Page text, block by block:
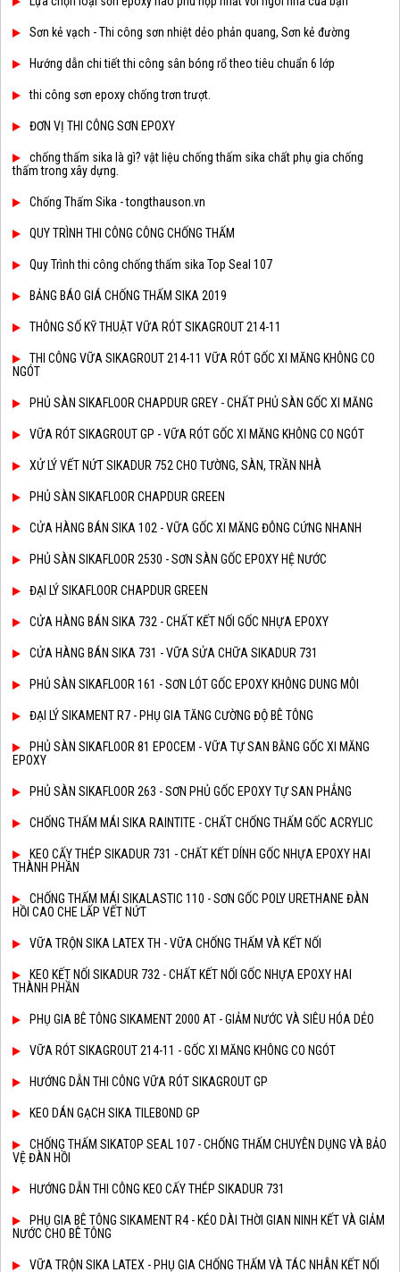
Sơn kẻ vạch - Thi công sơn nhiệt dẻo phản quang, Sơn kẻ đường
Hướng dẫn chi tiết thi công sân bóng rổ theo tiêu chuẩn 6 lớp
thi công sơn epoxy chống trơn trượt.
ĐƠN VỊ THI CÔNG SƠN EPOXY
chống thấm sika là gì? vật liệu chống thấm sika chất phụ gia chống
thấm trong xây dựng.
Chống Thấm Sika - tongthauson.vn
QUY TRÌNH THI CÔNG CÔNG CHỐNG THẤM
Quy Trình thi công chống thấm sika Top Seal 107
BẢNG BÁO GIÁ CHỐNG THẤM SIKA 2019
THÔNG SỐ KỸ THUẬT VỮA RÓT SIKAGROUT 214-11
THI CÔNG VỮA SIKAGROUT 214-11 VỮA RÓT GỐC XI MĂNG KHÔNG CO
NGÓT
PHỦ SÀN SIKAFLOOR CHAPDUR GREY - CHẤT PHỦ SÀN GỐC XI MĂNG
VỮA RÓT SIKAGROUT GP - VỮA RÓT GỐC XI MĂNG KHÔNG CO NGÓT
XỬ LÝ VẾT NỨT SIKADUR 752 CHO TƯỜNG, SÀN, TRẦN NHÀ
PHỦ SÀN SIKAFLOOR CHAPDUR GREEN
CỬA HÀNG BÁN SIKA 102 - VỮA GỐC XI MĂNG ĐÔNG CỨNG NHANH
PHỦ SÀN SIKAFLOOR 2530 - SƠN SÀN GỐC EPOXY HỆ NƯỚC
ĐẠI LÝ SIKAFLOOR CHAPDUR GREEN
CỬA HÀNG BÁN SIKA 732 - CHẤT KẾT NỐI GỐC NHỰA EPOXY
CỬA HÀNG BÁN SIKA 731 - VỮA SỬA CHỮA SIKADUR 731
PHỦ SÀN SIKAFLOOR 161 - SƠN LÓT GỐC EPOXY KHÔNG DUNG MÔI
ĐẠI LÝ SIKAMENT R7 - PHỤ GIA TĂNG CƯỜNG ĐỘ BÊ TÔNG
PHỦ SÀN SIKAFLOOR 81 EPOCEM - VỮA TỰ SAN BẰNG GỐC XI MĂNG
EPOXY
PHỦ SÀN SIKAFLOOR 263 - SƠN PHỦ GỐC EPOXY TỰ SAN PHẲNG
CHỐNG THẤM MÁI SIKA RAINTITE - CHẤT CHỐNG THẤM GỐC ACRYLIC
KEO CẤY THÉP SIKADUR 731 - CHẤT KẾT DÍNH GỐC NHỰA EPOXY HAI
THÀNH PHẦN
CHỐNG THẤM MÁI SIKALASTIC 110 - SƠN GỐC POLY URETHANE ĐÀN
HỒI CAO CHE LẤP VẾT NỨT
VỮA TRỘN SIKA LATEX TH - VỮA CHỐNG THẤM VÀ KẾT NỐI
KEO KẾT NỐI SIKADUR 732 - CHẤT KẾT NỐI GỐC NHỰA EPOXY HAI
THÀNH PHẦN
PHỤ GIA BÊ TÔNG SIKAMENT 2000 AT - GIẢM NƯỚC VÀ SIÊU HÓA DẺO
VỮA RÓT SIKAGROUT 214-11 - GỐC XI MĂNG KHÔNG CO NGÓT
HƯỚNG DẪN THI CÔNG VỮA RÓT SIKAGROUT GP
KEO DÁN GẠCH SIKA TILEBOND GP
CHỐNG THẤM SIKATOP SEAL 107 - CHỐNG THẤM CHUYÊN DỤNG VÀ BẢO
VỆ ĐÀN HỒI
HƯỚNG DẪN THI CÔNG KEO CẤY THÉP SIKADUR 731
PHỤ GIA BÊ TÔNG SIKAMENT R4 - KÉO DÀI THỜI GIAN NINH KẾT VÀ GIẢM
NƯỚC CHO BÊ TÔNG
VỮA TRỘN SIKA LATEX - PHỤ GIA CHỐNG THẤM VÀ TÁC NHÂN KẾT NỐI